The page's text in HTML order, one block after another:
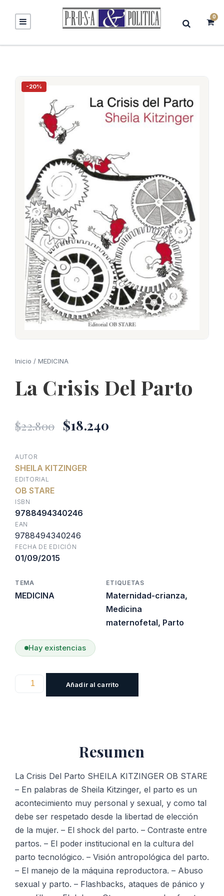
0
-20%
Inicio / MEDICINA
La Crisis Del Parto
$22.800 El
original
era:
$22.800.
$18.240
AUTOR
SHEILA KITZINGER
EDITORIAL
OB STARE
ISBN
9788494340246
EAN
9788494340246
FECHA DE EDICIÓN
01/09/2015
TEMA
MEDICINA
ETIQUETAS
Maternidad-crianza,
Medicina
maternofetal, Parto
Hay existencias
Añadir al carrito
Resumen
La Crisis Del Parto SHEILA KITZINGER OB STARE
– En palabras de Sheila Kitzinger, el parto es un
acontecimiento muy personal y sexual, y como tal
debe ser respetado desde la libertad de elección
de la mujer. – El shock del parto. – Contraste entre
partos. – El poder institucional en la cultura del
parto tecnológico. – Visión antropológica del parto.
– El manejo de la máquina reproductora. – Abuso
sexual y parto. – Flashbacks, ataques de pánico y